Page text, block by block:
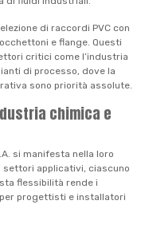
di raccordi PVC con
e flange. Questi
critici come l’industria
di processo, dove la
sono priorità assolute.
chimica e
si manifesta nella loro
applicativi, ciascuno
flessibilità rende i
progettisti e installatori